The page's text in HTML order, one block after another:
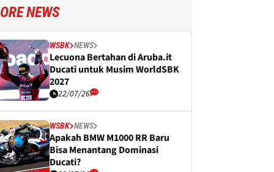
NEWS
WSBK NEWS
Lecuona Bertahan di Aruba.it
Ducati untuk Musim WorldSBK
2027
22/07/26
WSBK NEWS
Apakah BMW M1000 RR Baru
Bisa Menantang Dominasi
Ducati?